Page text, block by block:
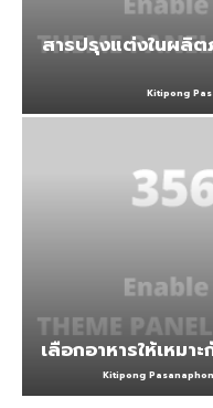
สารปรุงแต่งในผลิต
Kitipong
เลือกอาหารให้เหมา
Kitipong